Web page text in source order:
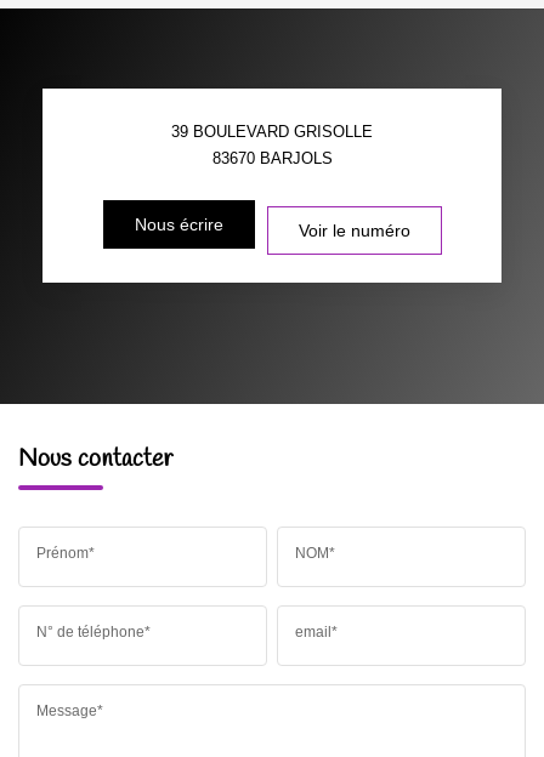
39 BOULEVARD GRISOLLE
83670 BARJOLS
Nous écrire Voir le numéro
Nous contacter
Prénom* NOM*
N° de téléphone* email*
Message*